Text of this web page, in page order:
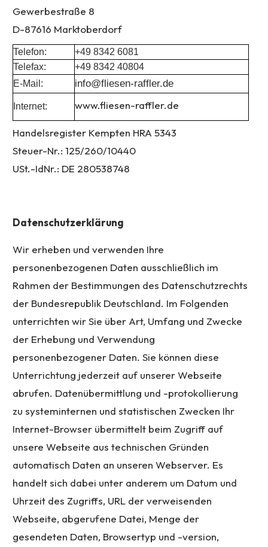
Gewerbestraße 8
D-87616 Marktoberdorf
Telefon:
+49 8342 6081
Telefax:
+49 8342 40804
E-Mail:
info@fliesen-raffler.de
Internet: www.fliesen-raffler.de
Handelsregister Kempten HRA 5343
Steuer-Nr.: 125/260/10440
USt.-IdNr.: DE 280538748
Datenschutzerklärung
Wir erheben und verwenden Ihre
personenbezogenen Daten ausschließlich im
Rahmen der Bestimmungen des Datenschutzrechts
der Bundesrepublik Deutschland. Im Folgenden
unterrichten wir Sie über Art, Umfang und Zwecke
der Erhebung und Verwendung
personenbezogener Daten. Sie können diese
Unterrichtung jederzeit auf unserer Webseite
abrufen. Datenübermittlung und -protokollierung
zu systeminternen und statistischen Zwecken Ihr
Internet-Browser übermittelt beim Zugriff auf
unsere Webseite aus technischen Gründen
automatisch Daten an unseren Webserver. Es
handelt sich dabei unter anderem um Datum und
Uhrzeit des Zugriffs, URL der verweisenden
Webseite, abgerufene Datei, Menge der
gesendeten Daten, Browsertyp und -version,